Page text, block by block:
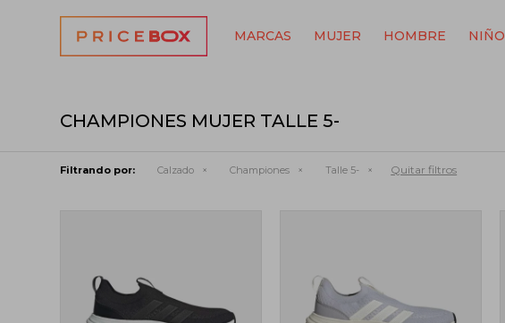
MARCAS MUJER HOMBRE
CHAMPIONES MUJER TALLE 5-
Filtrando por: Calzado Championes Talle 5- Quitar filtros